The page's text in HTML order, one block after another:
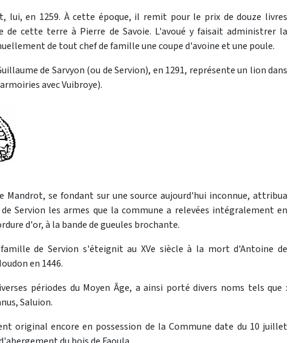
lui, en 1259. À cette époque, il remit pour le prix de douze livres
de cette terre à Pierre de Savoie. L'avoué y faisait administrer la
de tout chef de famille une coupe d'avoine et une poule.
de Sarvyon (ou de Servion), en 1291, représente un lion dans
avec Vuibroye).
Mandrot, se fondant sur une source aujourd'hui inconnue, attribua
Servion les armes que la commune a relevées intégralement en
d'or, à la bande de gueules brochante.
de Servion s'éteignit au XVe siècle à la mort d'Antoine de
en 1446.
périodes du Moyen Âge, a ainsi porté divers noms tels que :
Saluion.
original encore en possession de la Commune date du 10 juillet